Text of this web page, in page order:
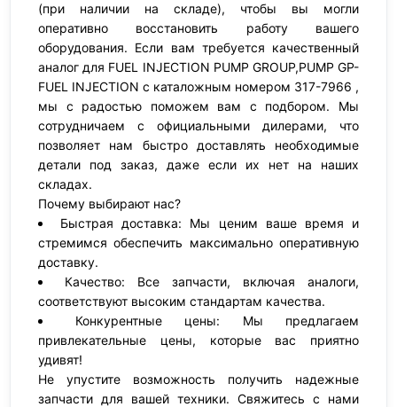
(при наличии на складе), чтобы вы могли
оперативно восстановить работу вашего
оборудования. Если вам требуется качественный
аналог для FUEL INJECTION PUMP GROUP,PUMP GP-
FUEL INJECTION с каталожным номером 317-7966 ,
мы с радостью поможем вам с подбором. Мы
сотрудничаем с официальными дилерами, что
позволяет нам быстро доставлять необходимые
детали под заказ, даже если их нет на наших
складах.
Почему выбирают нас?
Быстрая доставка: Мы ценим ваше время и
стремимся обеспечить максимально оперативную
доставку.
Качество: Все запчасти, включая аналоги,
соответствуют высоким стандартам качества.
Конкурентные цены: Мы предлагаем
привлекательные цены, которые вас приятно
удивят!
Не упустите возможность получить надежные
запчасти для вашей техники. Свяжитесь с нами